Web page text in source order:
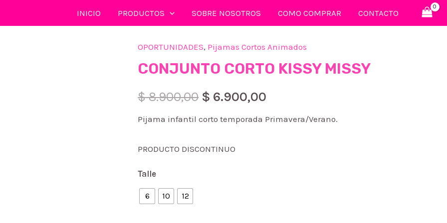
INICIO PRODUCTOS SOBRE NOSOTROS COMO COMPRAR CONTACTO
OPORTUNIDADES, Pijamas Cortos Animados
CONJUNTO CORTO KISSY MISSY
$8.900,00 El
precio
original
$ 6.900,00
precio
Pijama infantil corto temporada Primavera/Verano.
PRODUCTO DISCONTINUO
Talle
6 10 12